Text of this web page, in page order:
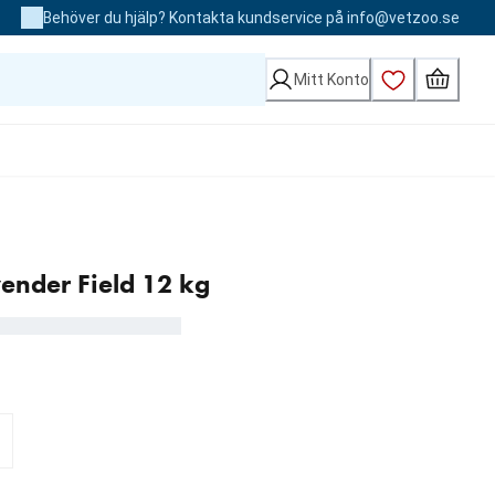
Behöver du hjälp? Kontakta kundservice på info@vetzoo.se
Mitt Konto
Field 12 kg